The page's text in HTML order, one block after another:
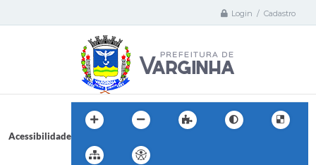
Login / Cadastro
Acessibilidade